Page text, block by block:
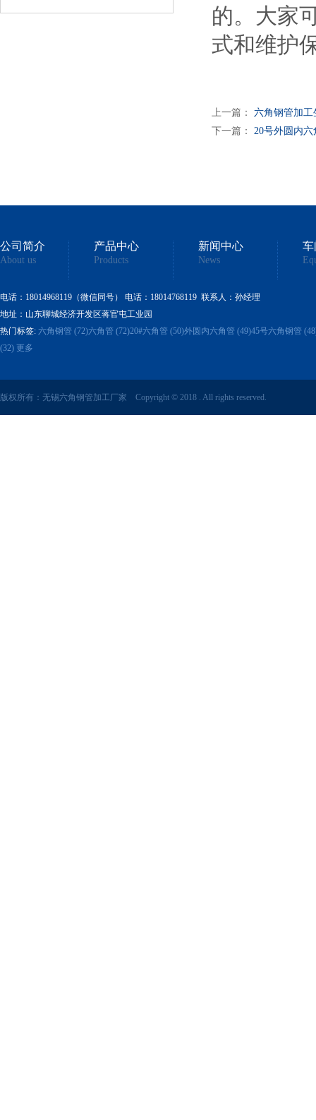
的。大家
式和维护
上一篇： 六角钢管加
下一篇： 20号外圆内
公司简介
About us
产品中心
Products
新闻中心
News
车
电话：18014968119 （微信同号） 电话 ：18014768119 联系人：孙经理
地址：山东聊城经济开发区蒋官屯工业园
热门标签: 六角钢管 (72)六角管 (72)20#六角管 (50)外圆内六角管 (49)45号六角钢管
(32) 更多
版权所有：无锡六角钢管加工厂家 Copyright © 2018 . All rights reserved.